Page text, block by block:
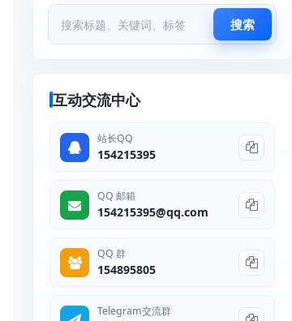
搜索
互动交流中心
站长QQ
154215395
QQ 邮箱
154215395@qq.com
QQ 群
154895805
Telegram交流群